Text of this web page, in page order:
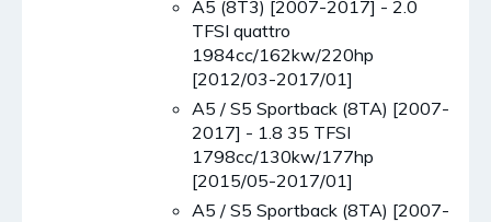
A5 (8T3) [2007-2017] - 2.0
TFSI quattro
1984cc/162kw/220hp
[2012/03-2017/01]
A5 / S5 Sportback (8TA) [2007-
2017] - 1.8 35 TFSI
1798cc/130kw/177hp
[2015/05-2017/01]
A5 / S5 Sportback (8TA) [2007-